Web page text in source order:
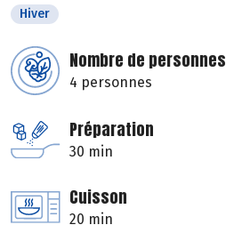
Hiver
Nombre de personnes
4 personnes
Préparation
30 min
Cuisson
20 min